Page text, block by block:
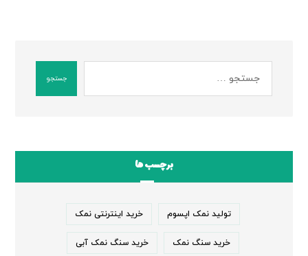
جستجو
برچسب ها
تولید نمک اپسوم خرید اینترنتی نمک
خرید سنگ نمک خرید سنگ نمک آبی